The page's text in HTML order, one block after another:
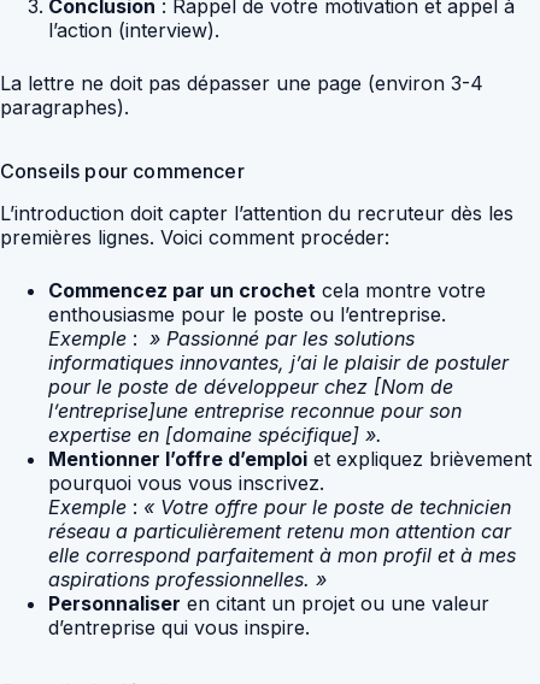
Conclusion : Rappel de votre motivation et appel à
l’action (interview).
La lettre ne doit pas dépasser une page (environ 3-4
paragraphes).
Conseils pour commencer
L’introduction doit capter l’attention du recruteur dès les
premières lignes. Voici comment procéder:
Commencez par un crochet cela montre votre
enthousiasme pour le poste ou l’entreprise.
Exemple : » Passionné par les solutions
informatiques innovantes, j’ai le plaisir de postuler
pour le poste de développeur chez [Nom de
l’entreprise]une entreprise reconnue pour son
expertise en [domaine spécifique] ».
Mentionner l’offre d’emploi et expliquez brièvement
pourquoi vous vous inscrivez.
Exemple : « Votre offre pour le poste de technicien
réseau a particulièrement retenu mon attention car
elle correspond parfaitement à mon profil et à mes
aspirations professionnelles. »
Personnaliser en citant un projet ou une valeur
d’entreprise qui vous inspire.